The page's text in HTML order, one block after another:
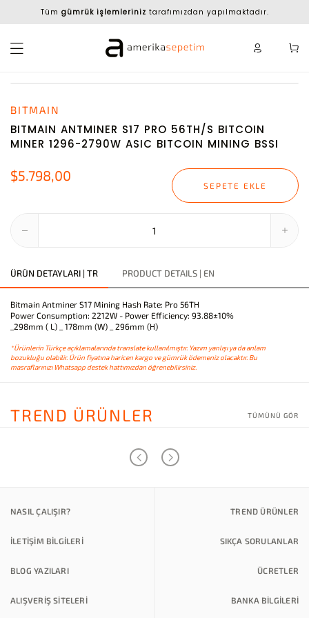
Tüm gümrük işlemleriniz tarafımızdan yapılmaktadır.
BITMAIN
BITMAIN ANTMINER S17 PRO 56TH/S BITCOIN
MINER 1296-2790W ASIC BITCOIN MINING BSSI
$5.798,00
SEPETE EKLE
ÜRÜN DETAYLARI | TR PRODUCT DETAILS | EN
Bitmain Antminer S17 Mining Hash Rate: Pro 56TH
Power Consumption: 2212W - Power Efficiency: 93.88±10%
_298mm ( L) _ 178mm (W) _ 296mm (H)
*Ürünlerin Türkçe açıklamalarında translate kullanılmıştır. Yazım yanlışı ya da anlam
bozukluğu olabilir. Ürün fiyatına haricen kargo ve gümrük ödemeniz olacaktır. Bu
masraflarınızı Whatsapp destek hattımızdan öğrenebilirsiniz.
TREND ÜRÜNLER TÜMÜNÜ GÖR
NASIL ÇALIŞIR? TREND ÜRÜNLER
İLETİŞİM BİLGİLERİ SIKÇA SORULANLAR
BLOG YAZILARI ÜCRETLER
ALIŞVERİŞ SİTELERİ BANKA BILGILERI